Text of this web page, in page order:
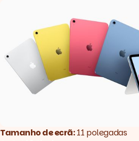
Tamanho de ecrã:11 polegadas